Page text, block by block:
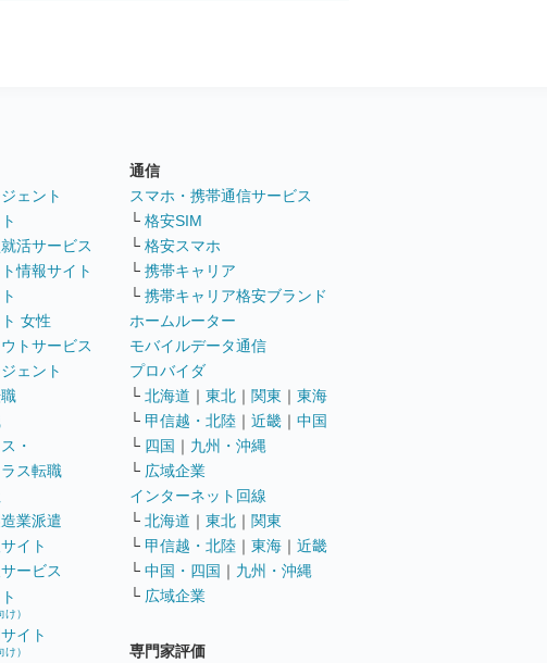
ェント
活サービス
情報サイト
女性
トサービス
ェント
・
ス転職
業派遣
イト
ービス
け）
イト
け）
通信
スマホ・携帯通信サービス
└ 格安SIM
└ 格安スマホ
└ 携帯キャリア
└ 携帯キャリア格安ブランド
ホームルーター
モバイルデータ通信
プロバイダ
└ 北海道 ｜ 東北 ｜ 関東 ｜ 東海
└ 甲信越・北陸 ｜ 近畿 ｜ 中国
└ 四国 ｜ 九州・沖縄
└ 広域企業
インターネット回線
└ 北海道 ｜ 東北 ｜ 関東
└ 甲信越・北陸 ｜ 東海 ｜ 近畿
└ 中国・四国 ｜ 九州・沖縄
└ 広域企業
専門家評価